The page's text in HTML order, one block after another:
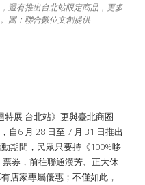
還有推出台北站限定商品，更多
圖：聯合數位文創提供
特展 台北站》更與臺北商圈
自6 月 28 日至 7 月 31 日推出
期間，民眾只要持《100%哆
票券，前往聯通漢芳、正大休
店家專屬優惠；不僅如此，